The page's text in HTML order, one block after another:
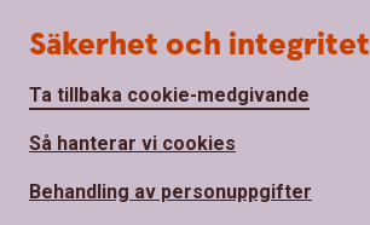
Säkerhet och integritet
Ta tillbaka cookie-medgivande
Så hanterar vi cookies
Behandling av personuppgifter